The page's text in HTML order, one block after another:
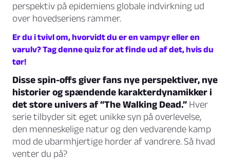
perspektiv på epidemiens globale indvirkning ud
over hovedseriens rammer.
Er du i tvivl om, hvorvidt du er en vampyr eller en
varulv? Tag denne quiz for at finde ud af det, hvis du
tør!
Disse spin-offs giver fans nye perspektiver, nye
historier og spændende karakterdynamikker i
det store univers af “The Walking Dead.” Hver
serie tilbyder sit eget unikke syn på overlevelse,
den menneskelige natur og den vedvarende kamp
mod de ubarmhjertige horder af vandrere. Så hvad
venter du på?